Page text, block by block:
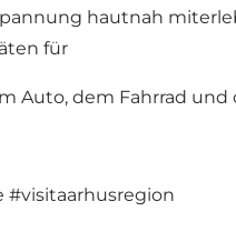
hautnah
für
Auto, dem Fahrrad
#visitaarhusregion